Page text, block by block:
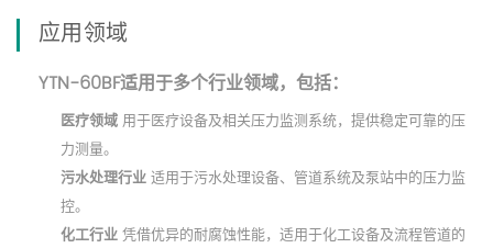
应用领域
YTN-60BF适用于多个行业领域，包括：
医疗领域用于医疗设备及相关压力监测系统，提供稳定可靠的压
力测量。
污水处理行业适用于污水处理设备、管道系统及泵站中的压力监
控。
化工行业凭借优异的耐腐蚀性能，适用于化工设备及流程管道的